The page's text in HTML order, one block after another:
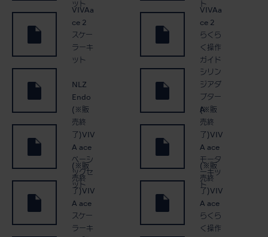
ット
ト
VIVAa
ce 2
スケー
ラーキ
ット
VIVAa
ce 2
らくら
く操作
ガイド
NLZ
Endo
シリン
ジアダ
プター
A
(※販
売終
了)VIV
A ace
ベーシ
ックセ
ット
(※販
売終
了)VIV
A ace
モータ
ーキッ
ト
(※販
売終
了)VIV
A ace
スケー
ラーキ
(※販
売終
了)VIV
A ace
らくら
く操作